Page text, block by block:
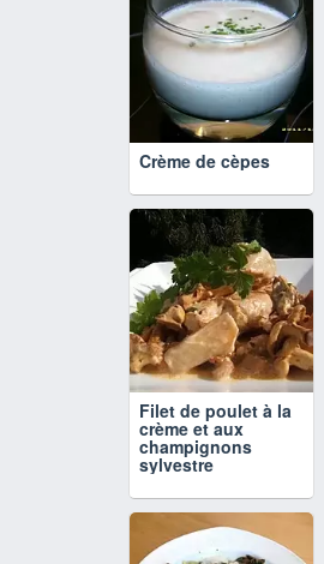
Crème de cèpes
Filet de poulet à la
crème et aux
champignons
sylvestre